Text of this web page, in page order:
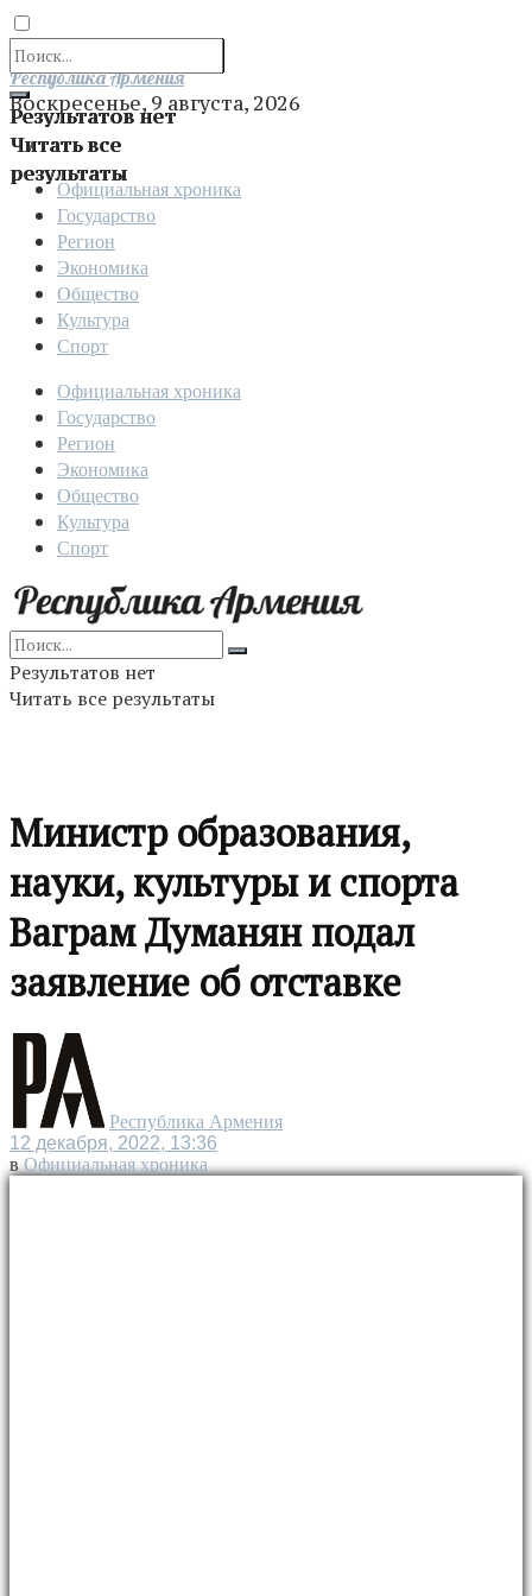
Результатов нет
Читать все
результаты
Отправить
Республика Армения
Воскресенье, 9 августа, 2026
Официальная хроника
Государство
Регион
Экономика
Общество
Культура
Спорт
Официальная хроника
Государство
Регион
Экономика
Общество
Культура
Спорт
Результатов нет
Читать все результаты
Министр образования,
науки, культуры и спорта
Ваграм Думанян подал
заявление об отставке
Республика Армения
12 декабря, 2022, 13:36
в Официальная хроника